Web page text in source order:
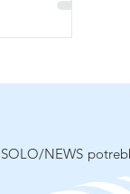
NEWS